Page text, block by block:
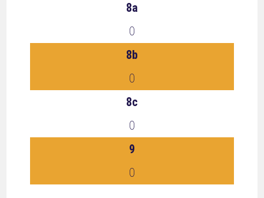
8a
0
8b
0
8c
0
9
0